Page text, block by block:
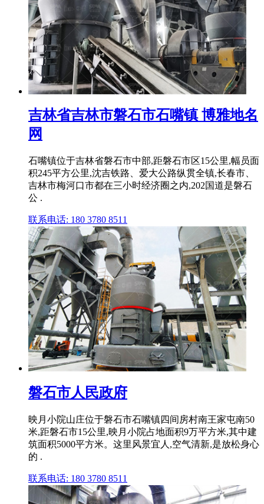
吉林省吉林市磐石市石嘴镇 博雅地名
网
石嘴镇位于吉林省磐石市中部,距磐石市区15公里,幅员面
积245平方公里,沈吉铁路、爱大公路纵贯全镇,长春市、
吉林市梅河口市都在三小时经济圈之内,202国道是磐石
公 .
联系电话: 180 3780 8511
磐石市人民政府
映月小院山庄位于磐石市石嘴镇四间房村南王家屯南50
米,距磐石市15公里,映月小院占地面积9万平方米,其中建
筑面积5000平方米。这里风景宜人,空气清新,是放松身心
的 .
联系电话: 180 3780 8511